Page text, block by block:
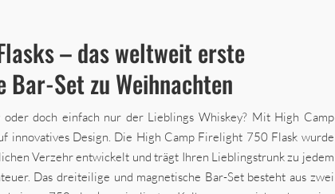
– das weltweit erste
Bar-Set zu Weihnachten
oder doch einfach nur der Lieblings Whiskey? Mit High Camp
innovatives Design. Die High Camp Firelight 750 Flask wurde
Verzehr entwickelt und trägt Ihren Lieblingstrunk zu jedem
Das dreiteilige und magnetische Bar-Set besteht aus zwei